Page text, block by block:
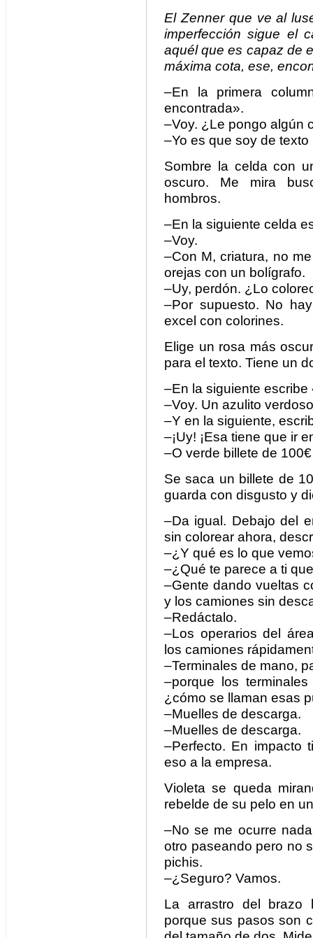
El Zenner que ve al
imperfección sigue el
aquél que es capaz de
máxima cota, ese,
–En la primera
encontrada».
–Voy. ¿Le pongo algún
–Yo es que soy de
Sombre la celda con
oscuro. Me mira
hombros.
–En la siguiente celda
–Voy.
–Con M, criatura, no
orejas con un bolígrafo.
–Uy, perdón. ¿Lo
–Por supuesto. No
excel con colorines.
Elige un rosa más
para el texto. Tiene un
–En la siguiente
–Voy. Un azulito
–Y en la siguiente,
–¡Uy! ¡Esa tiene que ir
–O verde billete de 100€
Se saca un billete de
guarda con disgusto y
–Da igual. Debajo del
sin colorear ahora,
–¿Y qué es lo que
–¿Qué te parece a ti
–Gente dando vueltas
y los camiones sin
–Redáctalo.
–Los operarios del
los camiones
–Terminales de mano,
–porque los
¿cómo se llaman esas
–Muelles de descarga.
–Muelles de descarga.
–Perfecto. En impacto
eso a la empresa.
Violeta se queda
rebelde de su pelo en
–No se me ocurre
otro paseando pero no
pichis.
–¿Seguro? Vamos.
La arrastro del brazo
porque sus pasos son